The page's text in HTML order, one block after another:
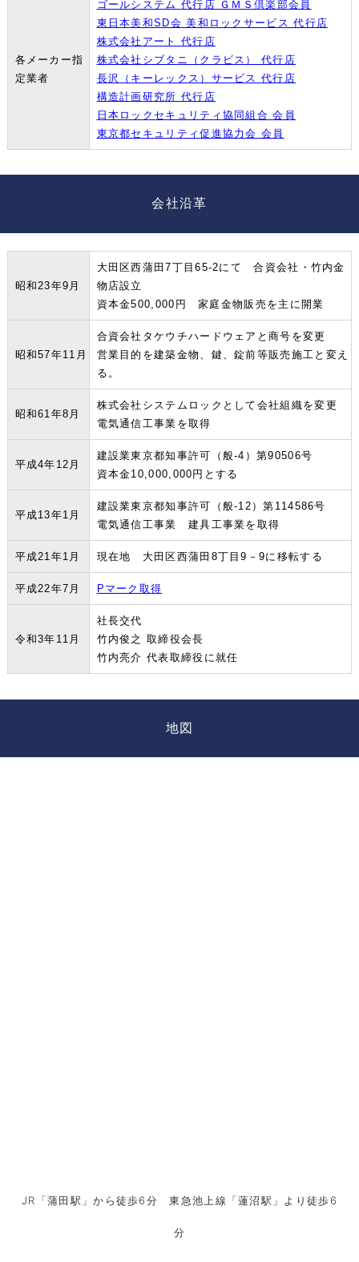
各メーカー指
定業者
ゴールシステム 代行店 ＧＭＳ倶楽部会員
東日本美和SD会 美和ロックサービス 代行店
株式会社アート 代行店
株式会社シブタニ（クラビス） 代行店
長沢（キーレックス）サービス 代行店
構造計画研究所 代行店
日本ロックセキュリティ協同組合 会員
東京都セキュリティ促進協力会 会員
会社沿革
昭和23年9月
大田区西蒲田7丁目65-2にて 合資会社・竹内金
物店設立
資本金500,000円 家庭金物販売を主に開業
昭和57年11月
合資会社タケウチハードウェアと商号を変更
営業目的を建築金物、鍵、錠前等販売施工と変え
る。
昭和61年8月
株式会社システムロックとして会社組織を変更
電気通信工事業を取得
平成4年12月
建設業東京都知事許可（般-4）第90506号
資本金10,000,000円とする
平成13年1月
建設業東京都知事許可（般-12）第114586号
電気通信工事業 建具工事業を取得
平成21年1月 現在地 大田区西蒲田8丁目9－9に移転する
平成22年7月 Pマーク取得
令和3年11月
社⾧交代
竹内俊之 取締役会長
竹内亮介 代表取締役に就任
地図
JR「蒲田駅」から徒歩6分 東急池上線「蓮沼駅」より徒歩6
分